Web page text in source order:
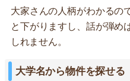
大家さんの人柄がわかるの
と下がりますし、話が弾め
しれません。
大学名から物件を探せる